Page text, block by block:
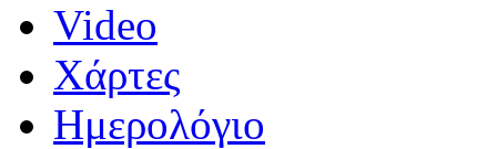
Video
Χάρτες
Ημερολόγιο